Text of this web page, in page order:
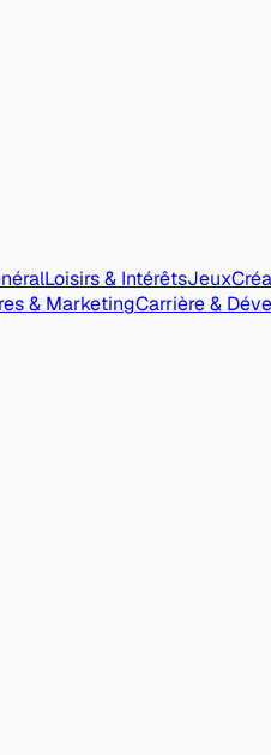
Loisirs & IntérêtsJeux
& MarketingCarrière &